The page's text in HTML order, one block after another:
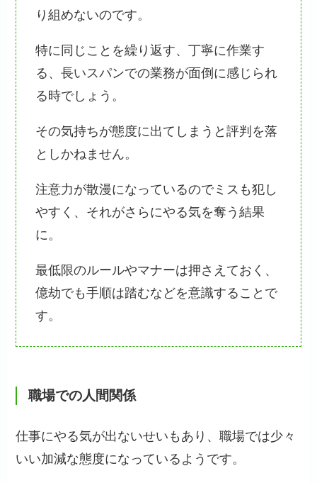
り組めないのです。
特に同じことを繰り返す、丁寧に作業す
る、長いスパンでの業務が面倒に感じられ
る時でしょう。
その気持ちが態度に出てしまうと評判を落
としかねません。
注意力が散漫になっているのでミスも犯し
やすく、それがさらにやる気を奪う結果
に。
最低限のルールやマナーは押さえておく、
億劫でも手順は踏むなどを意識することで
す。
職場での人間関係
仕事にやる気が出ないせいもあり、職場では少々
いい加減な態度になっているようです。